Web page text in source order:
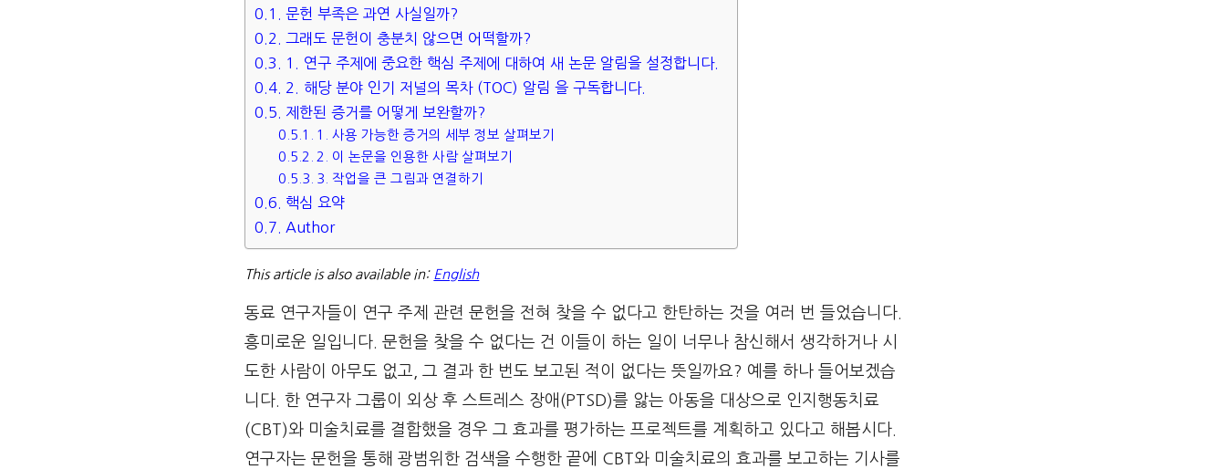
문헌 부족은 과연 사실일까?
그래도 문헌이 충분치 않으면 어떡할까?
1. 연구 주제에 중요한 핵심 주제에 대하여 새 논문 알림을 설정합니다.
2. 해당 분야 인기 저널의 목차 (TOC) 알림 을 구독합니다.
제한된 증거를 어떻게 보완할까?
1. 사용 가능한 증거의 세부 정보 살펴보기
2. 이 논문을 인용한 사람 살펴보기
3. 작업을 큰 그림과 연결하기
핵심 요약
Author
This article is also available in: English
동료 연구자들이 연구 주제 관련 문헌을 전혀 찾을 수 없다고 한탄하는 것을 여러 번 들었습니다.
흥미로운 일입니다. 문헌을 찾을 수 없다는 건 이들이 하는 일이 너무나 참신해서 생각하거나 시
도한 사람이 아무도 없고, 그 결과 한 번도 보고된 적이 없다는 뜻일까요? 예를 하나 들어보겠습
니다. 한 연구자 그룹이 외상 후 스트레스 장애(PTSD)를 앓는 아동을 대상으로 인지행동치료
(CBT)와 미술치료를 결합했을 경우 그 효과를 평가하는 프로젝트를 계획하고 있다고 해봅시다.
연구자는 문헌을 통해 광범위한 검색을 수행한 끝에 CBT와 미술치료의 효과를 보고하는 기사를